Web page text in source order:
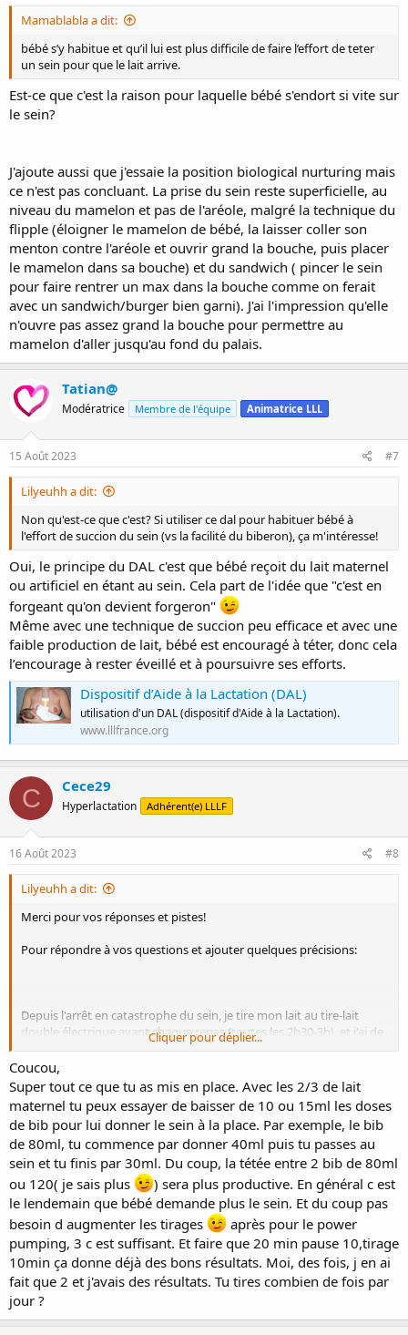
Mamablabla a dit:
bébé s’y habitue et qu’il lui est plus difficile de faire l’effort de teter
un sein pour que le lait arrive.
Est-ce que c'est la raison pour laquelle bébé s'endort si vite sur
le sein?
J'ajoute aussi que j'essaie la position biological nurturing mais
ce n'est pas concluant. La prise du sein reste superficielle, au
niveau du mamelon et pas de l'aréole, malgré la technique du
flipple (éloigner le mamelon de bébé, la laisser coller son
menton contre l'aréole et ouvrir grand la bouche, puis placer
le mamelon dans sa bouche) et du sandwich ( pincer le sein
pour faire rentrer un max dans la bouche comme on ferait
avec un sandwich/burger bien garni). J'ai l'impression qu'elle
n'ouvre pas assez grand la bouche pour permettre au
mamelon d'aller jusqu'au fond du palais.
Tatian@
Modératrice Membre de l'équipe Animatrice LLL
15 Août 2023 #7
Lilyeuhh a dit:
Non qu'est-ce que c'est? Si utiliser ce dal pour habituer bébé à
l'effort de succion du sein (vs la facilité du biberon), ça m'intéresse!
Oui, le principe du DAL c'est que bébé reçoit du lait maternel
ou artificiel en étant au sein. Cela part de l'idée que "c'est en
forgeant qu'on devient forgeron"
Même avec une technique de succion peu efficace et avec une
faible production de lait, bébé est encouragé à téter, donc cela
l’encourage à rester éveillé et à poursuivre ses efforts.
Dispositif d’Aide à la Lactation (DAL)
utilisation d'un DAL (dispositif d'Aide à la Lactation).
www.lllfrance.org
C Cece29
Hyperlactation Adhérent(e) LLLF
16 Août 2023 #8
Lilyeuhh a dit:
Merci pour vos réponses et pistes!
Pour répondre à vos questions et ajouter quelques précisions:
Depuis l'arrêt en catastrophe du sein, je tire mon lait au tire-lait
double électrique avant chaque repas (toutes les 2h30-3h), et j'ai de
quoi lui donner 2/3 de lait maternel à chaque repas (le tiers restant
est du lait en poudre). Par contre, vu que je n'ai pas assez pour faire
du stock, Papa et Papi/Mamie lui donnent exclusivement du lait en
poudre, sauf si je suis dans les parages et en mesure de tirer mon
lait (occasionnellement). C'est pour ça que je pense que mon
problème se situe plutôt au niveau de la position/façon qu'a bébé
de téter.
J'essaie aussi de faire du power pumping pour augmenter ma
lactation (30 min de tirage puis deux fois 10 min de pause puis 10
min de tirage) mais c'est épuisant pendant la nuit, donc le plus
souvent c'est un seul cycle de 10min pause+re-tirage.
Cliquer pour déplier...
Coucou,
Super tout ce que tu as mis en place. Avec les 2/3 de lait
maternel tu peux essayer de baisser de 10 ou 15ml les doses
de bib pour lui donner le sein à la place. Par exemple, le bib
de 80ml, tu commence par donner 40ml puis tu passes au
sein et tu finis par 30ml. Du coup, la tétée entre 2 bib de 80ml
ou 120( je sais plus
) sera plus productive. En général c est
le lendemain que bébé demande plus le sein. Et du coup pas
besoin d augmenter les tirages
après pour le power
pumping, 3 c est suffisant. Et faire que 20 min pause 10,tirage
10min ça donne déjà des bons résultats. Moi, des fois, j en ai
fait que 2 et j'avais des résultats. Tu tires combien de fois par
jour ?